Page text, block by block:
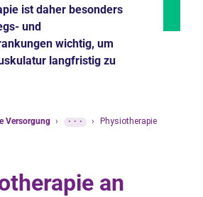
ist daher besonders
und
wichtig, um
langfristig zu
Versorgung › ··· › Physiotherapie
an